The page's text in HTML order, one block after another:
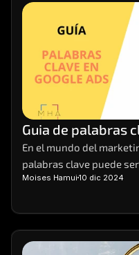
Guia de palabras
En el mundo del
palabras clave puede
fracaso de una
están buscando lo que
Moises Hamui 10 dic 2024